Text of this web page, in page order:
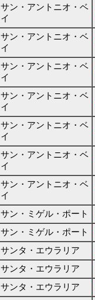
サン・アントニオ・ベ
イ
サン・アントニオ・ベ
イ
サン・アントニオ・ベ
イ
サン・アントニオ・ベ
イ
サン・アントニオ・ベ
イ
サン・アントニオ・ベ
イ
サン・アントニオ・ベ
イ
サン・ミゲル・ポート
サン・ミゲル・ポート
サンタ・エウラリア
サンタ・エウラリア
サンタ・エウラリア